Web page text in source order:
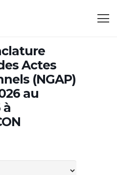
Actes
(NGAP)
au
à